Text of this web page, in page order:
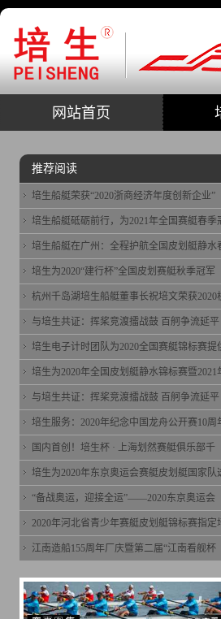
网站首页
推荐阅读
培生船艇荣获“2020浙商经济年度创新企业”
培生船艇砥砺前行，为2021年全国赛艇春季
培生船艇在广州：全程护航全国皮划艇静水
培生为2020“建行杯”全国皮划赛艇秋季冠军
杭州千岛湖培生船艇董事长祝培文荣获2020
与培生共证：挥桨竞渡擂战鼓 百舸争流延平
培生电子计时团队为2020全国赛艇锦标赛提
培生为2020年全国皮划艇静水锦标赛暨2021
与培生共证：挥桨竞渡擂战鼓 百舸争流延平
培生服务：2020年纪念中国龙舟公开赛10周
国内首创！培生杯 · 上海划然赛艇俱乐部千
培生为2020年东京奥运会赛艇皮划艇国家队
“备战奥运，迎接全运”——2020东京奥运会
2020年河北省青少年赛艇皮划艇锦标赛指定
江南造船155周年厂庆暨第二届“江南看舰杯